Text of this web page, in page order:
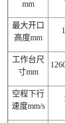
mm
最大开口
高度mm
工作台尺
寸mm
空程下行
速度mm/s